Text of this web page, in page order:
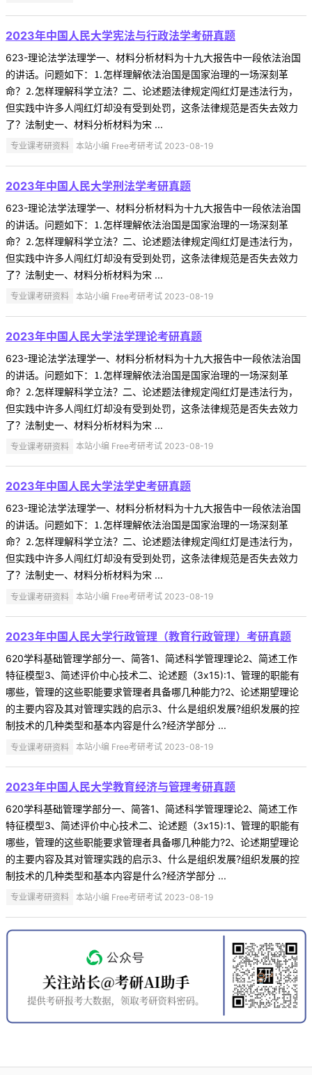
2023年中国人民大学宪法与行政法学考研真题
623-理论法学法理学一、材料分析材料为十九大报告中一段依法治国
的讲话。问题如下：⒈怎样理解依法治国是国家治理的一场深刻革
命？⒉怎样理解科学立法？二、论述题法律规定闯红灯是违法行为，
但实践中许多人闯红灯却没有受到处罚，这条法律规范是否失去效力
了？法制史一、材料分析材料为宋 ...
专业课考研资料 本站小编 Free考研考试 2023-08-19
2023年中国人民大学刑法学考研真题
623-理论法学法理学一、材料分析材料为十九大报告中一段依法治国
的讲话。问题如下：⒈怎样理解依法治国是国家治理的一场深刻革
命？⒉怎样理解科学立法？二、论述题法律规定闯红灯是违法行为，
但实践中许多人闯红灯却没有受到处罚，这条法律规范是否失去效力
了？法制史一、材料分析材料为宋 ...
专业课考研资料 本站小编 Free考研考试 2023-08-19
2023年中国人民大学法学理论考研真题
623-理论法学法理学一、材料分析材料为十九大报告中一段依法治国
的讲话。问题如下：⒈怎样理解依法治国是国家治理的一场深刻革
命？⒉怎样理解科学立法？二、论述题法律规定闯红灯是违法行为，
但实践中许多人闯红灯却没有受到处罚，这条法律规范是否失去效力
了？法制史一、材料分析材料为宋 ...
专业课考研资料 本站小编 Free考研考试 2023-08-19
2023年中国人民大学法学史考研真题
623-理论法学法理学一、材料分析材料为十九大报告中一段依法治国
的讲话。问题如下：⒈怎样理解依法治国是国家治理的一场深刻革
命？⒉怎样理解科学立法？二、论述题法律规定闯红灯是违法行为，
但实践中许多人闯红灯却没有受到处罚，这条法律规范是否失去效力
了？法制史一、材料分析材料为宋 ...
专业课考研资料 本站小编 Free考研考试 2023-08-19
2023年中国人民大学行政管理（教育行政管理）考研真题
620学科基础管理学部分一、简答1、简述科学管理理论2、简述工作
特征模型3、简述评价中心技术二、论述题（3x15):1、管理的职能有
哪些，管理的这些职能要求管理者具备哪几种能力?2、论述期望理论
的主要内容及其对管理实践的启示3、什么是组织发展?组织发展的控
制技术的几种类型和基本内容是什么?经济学部分 ...
专业课考研资料 本站小编 Free考研考试 2023-08-19
2023年中国人民大学教育经济与管理考研真题
620学科基础管理学部分一、简答1、简述科学管理理论2、简述工作
特征模型3、简述评价中心技术二、论述题（3x15):1、管理的职能有
哪些，管理的这些职能要求管理者具备哪几种能力?2、论述期望理论
的主要内容及其对管理实践的启示3、什么是组织发展?组织发展的控
制技术的几种类型和基本内容是什么?经济学部分 ...
专业课考研资料 本站小编 Free考研考试 2023-08-19